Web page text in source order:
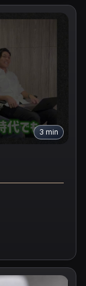
3 min